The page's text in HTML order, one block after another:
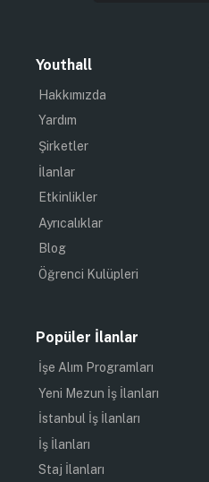
Youthall
Hakkımızda
Yardım
Şirketler
İlanlar
Etkinlikler
Ayrıcalıklar
Blog
Öğrenci Kulüpleri
Popüler İlanlar
İşe Alım Programları
Yeni Mezun İş İlanları
İstanbul İş İlanları
İş İlanları
Staj İlanları